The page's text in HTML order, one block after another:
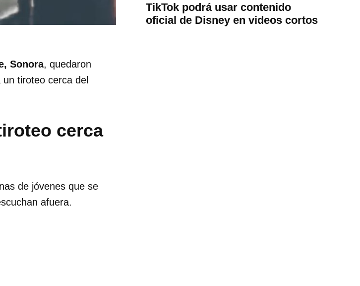
Sonora, quedaron
tiroteo cerca del
cerca
de jóvenes que se
afuera.
TikTok podrá usar contenido
oficial de Disney en videos cortos